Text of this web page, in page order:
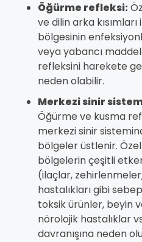
Öğürme refleksi:
ve dilin arka
bölgesinin
veya yabancı
refleksini harekete
neden olabilir.
Merkezi sinir
Öğürme ve kusma
merkezi sinir
bölgeler üstlenir.
bölgelerin çeşitli
(ilaçlar,
hastalıkları gibi
toksik ürünler, beyin
nörolojik hastalıklar
davranışına neden